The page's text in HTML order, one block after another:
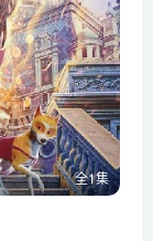
全1集